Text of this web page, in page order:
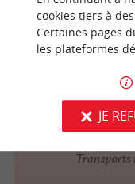
Transports
cookies tiers à
Certaines pages
les plateformes
JE